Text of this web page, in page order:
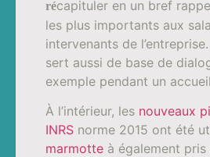
récapituler en un bref
les plus importants aux
intervenants de
sert aussi de base de
exemple pendant un
À l’intérieur, les nouveaux
INRS norme 2015 ont été
marmotte à également